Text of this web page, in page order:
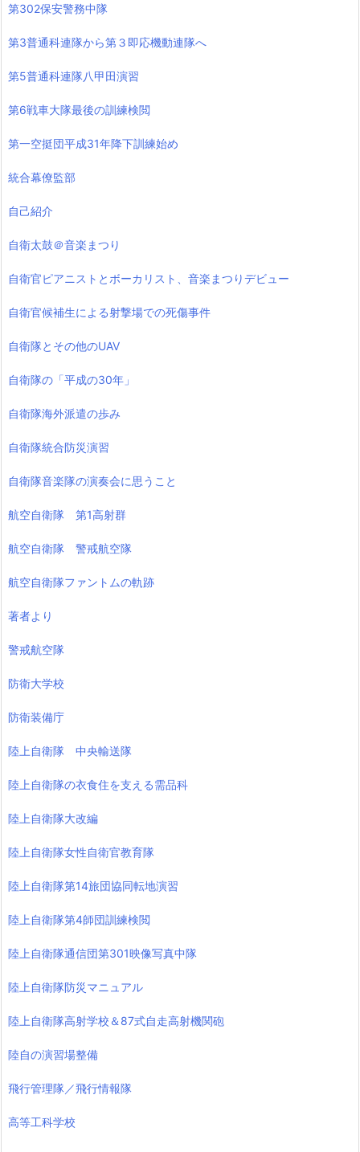
第302保安警務中隊
第3普通科連隊から第３即応機動連隊へ
第5普通科連隊八甲田演習
第6戦車大隊最後の訓練検閲
第一空挺団平成31年降下訓練始め
統合幕僚監部
自己紹介
自衛太鼓＠音楽まつり
自衛官ピアニストとボーカリスト、音楽まつりデビュー
自衛官候補生による射撃場での死傷事件
自衛隊とその他のUAV
自衛隊の「平成の30年」
自衛隊海外派遣の歩み
自衛隊統合防災演習
自衛隊音楽隊の演奏会に思うこと
航空自衛隊 第1高射群
航空自衛隊 警戒航空隊
航空自衛隊ファントムの軌跡
著者より
警戒航空隊
防衛大学校
防衛装備庁
陸上自衛隊 中央輸送隊
陸上自衛隊の衣食住を支える需品科
陸上自衛隊大改編
陸上自衛隊女性自衛官教育隊
陸上自衛隊第14旅団協同転地演習
陸上自衛隊第4師団訓練検閲
陸上自衛隊通信団第301映像写真中隊
陸上自衛隊防災マニュアル
陸上自衛隊高射学校＆87式自走高射機関砲
陸自の演習場整備
飛行管理隊／飛行情報隊
高等工科学校